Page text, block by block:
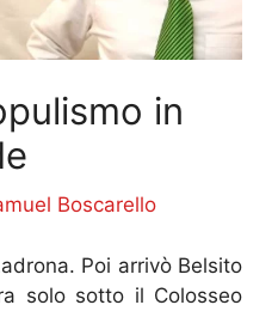
in
Boscarello
Poi arrivò Belsito
solo sotto il Colosseo